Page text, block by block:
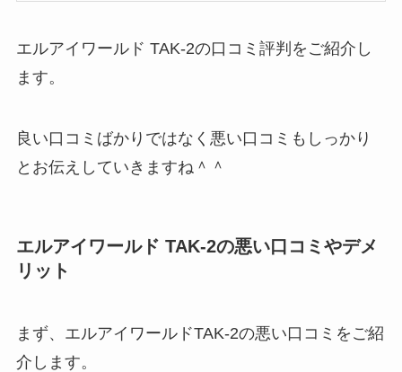
エルアイワールド TAK-2の口コミ評判をご紹介し
ます。
良い口コミばかりではなく悪い口コミもしっかり
とお伝えしていきますね＾＾
エルアイワールド TAK-2の悪い口コミやデメ
リット
まず、エルアイワールドTAK-2の悪い口コミをご紹
介します。